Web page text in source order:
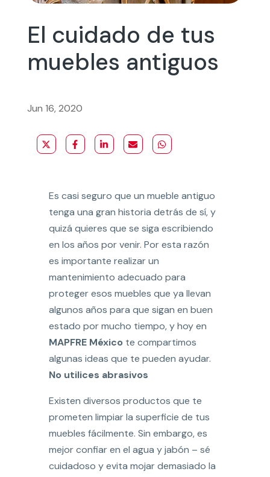
El cuidado de tus
muebles antiguos
Jun 16, 2020
Es casi seguro que un mueble antiguo
tenga una gran historia detrás de sí, y
quizá quieres que se siga escribiendo
en los años por venir. Por esta razón
es importante realizar un
mantenimiento adecuado para
proteger esos muebles que ya llevan
algunos años para que sigan en buen
estado por mucho tiempo, y hoy en
MAPFRE México te compartimos
algunas ideas que te pueden ayudar.
No utilices abrasivos
Existen diversos productos que te
prometen limpiar la superficie de tus
muebles fácilmente. Sin embargo, es
mejor confiar en el agua y jabón – sé
cuidadoso y evita mojar demasiado la